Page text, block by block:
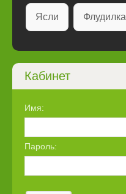
Ясли Флудилка
Кабинет
Имя:
Пароль: